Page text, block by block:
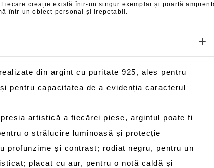
creație există într-un singur exemplar și poartă
într-un obiect personal și irepetabil.
din argint cu puritate 925, ales pentru
pentru capacitatea de a evidenția caracterul
artistică a fiecărei piese, argintul poate fi
o strălucire luminoasă și protecție
profunzime și contrast; rodiat negru, pentru un
placat cu aur, pentru o notă caldă și